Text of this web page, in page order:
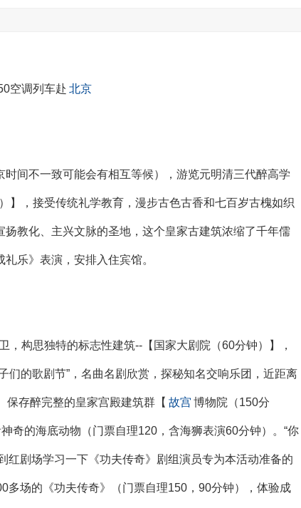
空调列车赴 北京
间不一致可能会有相互等候），游览元明清三代醉高学
】，接受传统礼学教育，漫步古色古香和七百岁古槐如织
教化、主兴文脉的圣地，这个皇家古建筑浓缩了千年儒
乐》表演，安排入住宾馆。
，构思独特的标志性建筑--【国家大剧院（60分钟）】，
们的歌剧节”，名曲名剧欣赏，探秘知名交响乐团，近距离
保存醉完整的皇家宫殿建筑群【 故宫 博物院（150分
神奇的海底动物（门票自理120，含海狮表演60分钟）。“你
红剧场学习一下《功夫传奇》剧组演员专为本活动准备的
多场的《功夫传奇》（门票自理150，90分钟），体验成